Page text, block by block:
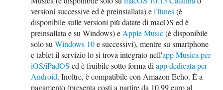
versioni successive ed è preinstallata) eiTunes(è
disponibile sulle versioni più datate di macOS ed è
preinsallata e su Windows) e Apple Music(è disponibile
solo suWindows 10e successivi), mentre su smartphone
e tablet il servizio lo si trova integrato nell'app Musica per
iOS/iPadOS ed è fruibile sotto forma diapp dedicata per
Android. Inoltre, è compatibile con Amazon Echo. È a
pagamento (presenta costi a partire da 10,99 euro al